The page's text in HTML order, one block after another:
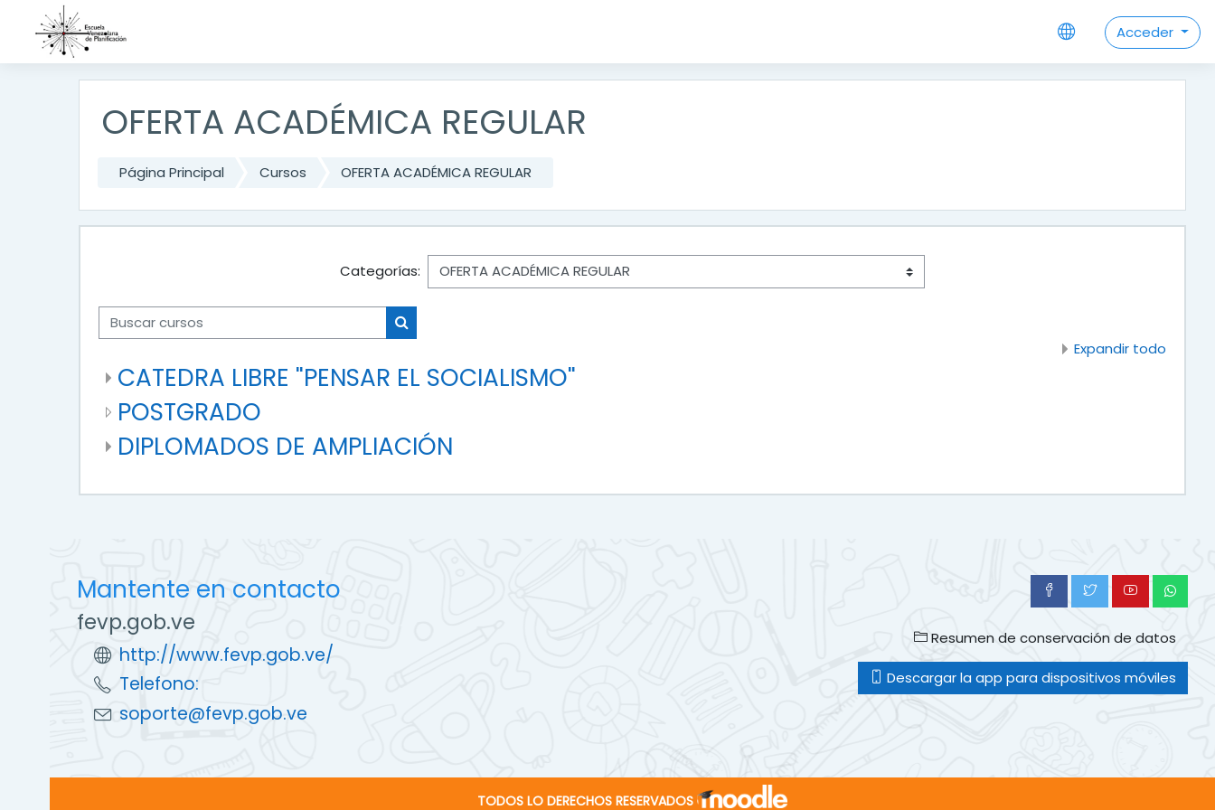
Acceder
Saltar a contenido principal
OFERTA ACADÉMICA REGULAR
Página Principal Cursos OFERTA ACADÉMICA REGULAR
Categorías:
Buscar cursos
Buscar cursos Expandir todo
CATEDRA LIBRE "PENSAR EL SOCIALISMO"
POSTGRADO
DIPLOMADOS DE AMPLIACIÓN
Mantente en contacto
fevp.gob.ve
http://www.fevp.gob.ve/
Telefono:
soporte@fevp.gob.ve
Resumen de conservación de datos
Descargar la app para dispositivos móviles
TODOS LO DERECHOS RESERVADOS